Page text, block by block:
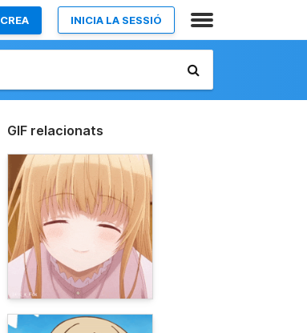
CREA INICIA LA SESSIÓ
GIF relacionats